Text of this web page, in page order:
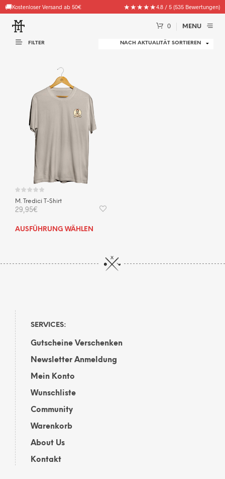
🚚Kostenloser Versand ab 50€ ★★★★★4.8 / 5 (535 Bewertungen)
0 MENU
FILTER
M. Tredici T-Shirt
29,95€
AUSFÜHRUNG WÄHLEN
mehrere
Varianten
Produktseite
werden
SERVICES:
Gutscheine Verschenken
Newsletter Anmeldung
Mein Konto
Wunschliste
Community
Warenkorb
About Us
Kontakt